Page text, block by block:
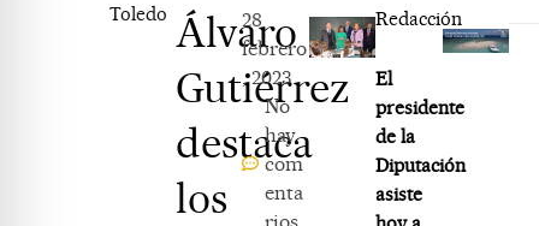
Toledo Álvaro
Gutiérrez
destaca
los
28
febrero
, 2023
No
hay
com
enta
rios
Redacción
El
presidente
de la
Diputación
asiste